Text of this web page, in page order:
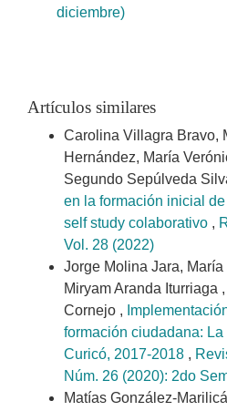
diciembre)
Artículos similares
Carolina Villagra Bravo,
Hernández, María
Segundo Sepúlveda
en la formación inicial
self study colaborativo ,
Vol. 28 (2022)
Jorge Molina Jara,
Miryam Aranda Iturriaga
Cornejo ,
formación ciudadana:
Curicó, 2017-2018 ,
Núm. 26 (2020): 2do
Matías González-